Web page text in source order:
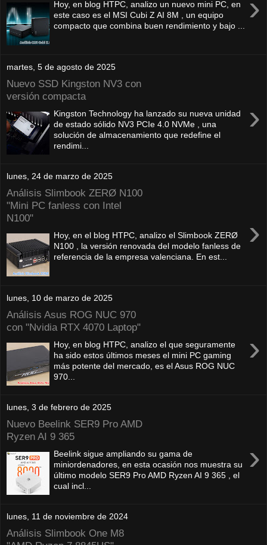
Hoy, en blog HTPC, analizo un nuevo mini PC, en
este caso es el MSI Cubi Z AI 8M , un equipo
compacto que combina buen rendimiento y bajo ...
martes, 5 de agosto de 2025
Nuevo SSD Kingston NV3 con
versión compacta
›
Kingston Technology ha lanzado su nueva unidad
de estado sólido NV3 PCIe 4.0 NVMe , una
solución de almacenamiento que redefine el
rendimi...
lunes, 24 de marzo de 2025
Análisis Slimbook ZERØ N100
"Mini PC fanless con Intel
N100"
›
Hoy, en el blog HTPC, analizo el Slimbook ZERØ
N100 , la versión renovada del modelo fanless de
referencia de la empresa valenciana. En est...
lunes, 10 de marzo de 2025
Análisis Asus ROG NUC 970
con "Nvidia RTX 4070 Laptop"
›
Hoy, en blog HTPC, analizo el que seguramente
ha sido estos últimos meses el mini PC gaming
más potente del mercado, es el Asus ROG NUC
970...
lunes, 3 de febrero de 2025
Nuevo Beelink SER9 Pro AMD
Ryzen AI 9 365
›
Beelink sigue ampliando su gama de
miniordenadores, en esta ocasión nos muestra su
último modelo SER9 Pro AMD Ryzen AI 9 365 , el
cual incl...
lunes, 11 de noviembre de 2024
Análisis Slimbook One M8